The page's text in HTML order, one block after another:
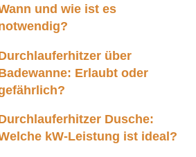
und wie ist es
über
Erlaubt oder
Dusche:
kW-Leistung ist ideal?